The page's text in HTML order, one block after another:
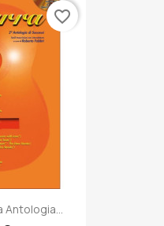
Antologia...
favorite_border